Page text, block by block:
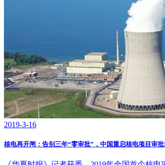
2019-3-16
核电再开闸：告别三年“零审批”，中国重启核电项目审批!